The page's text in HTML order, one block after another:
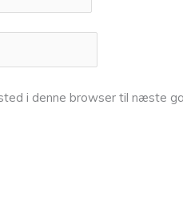
i denne browser til næste